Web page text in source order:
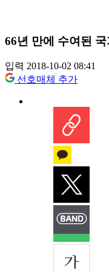
66년 만에 수여된
입력 2018-10-02 08:41
선호매체 추가